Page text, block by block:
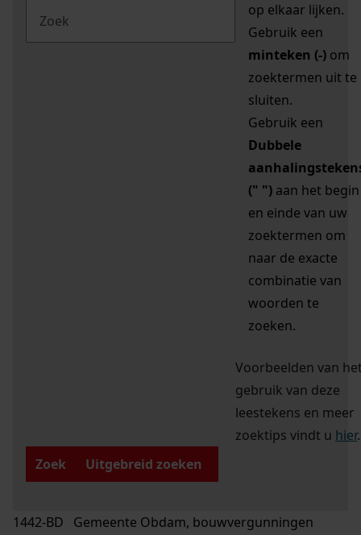
op elkaar lijken.
Gebruik een
minteken (-) om
zoektermen uit te
sluiten.
Gebruik een
Dubbele
(" ") aan het begin
en einde van uw
zoektermen om
naar de exacte
combinatie van
woorden te
zoeken.
Voorbeelden van
gebruik van deze
leestekens en meer
zoektips vindt u hier.
Zoek
Uitgebreid zoeken
1442-BD Gemeente Obdam, bouwvergunningen